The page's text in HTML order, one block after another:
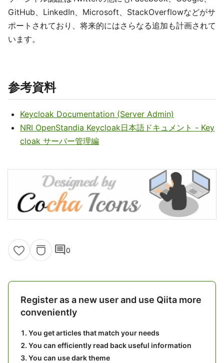
GitHub、LinkedIn、Microsoft、StackOverflowなどがサ
ポートされており、将来的にはさらなる追加も計画されて
います。
参考資料
Keycloak Documentation (Server Admin)
NRI OpenStandia Keycloak日本語ドキュメント - Key
cloak サーバー管理編
comment0
Register as a new user and use Qiita more
conveniently
You get articles that match your needs
You can efficiently read back useful information
You can use dark theme